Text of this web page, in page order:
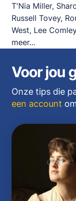
T'Nia Miller,
Russell Tovey,
West, Lee
meer...
Voor jou
Onze tips die
een account